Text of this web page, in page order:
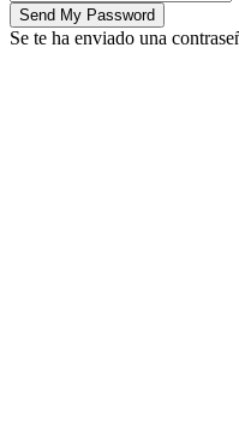
Se te ha enviado una